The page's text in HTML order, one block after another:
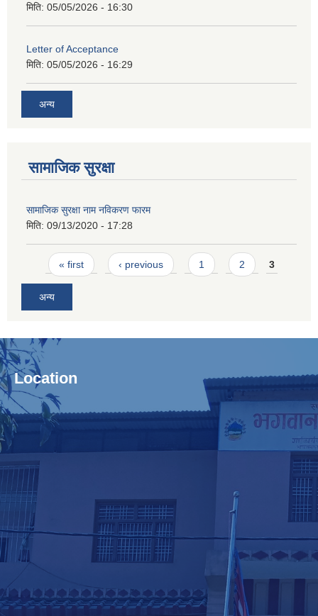
मिति: 05/05/2026 - 16:30
Letter of Acceptance
मिति: 05/05/2026 - 16:29
अन्य
सामाजिक सुरक्षा
सामाजिक सुरक्षा नाम नविकरण फारम
मिति: 09/13/2020 - 17:28
Pages
« first ‹ previous 1 2 3
अन्य
Location